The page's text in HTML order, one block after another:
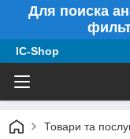
Для поиска
IC-Shop
Товари та